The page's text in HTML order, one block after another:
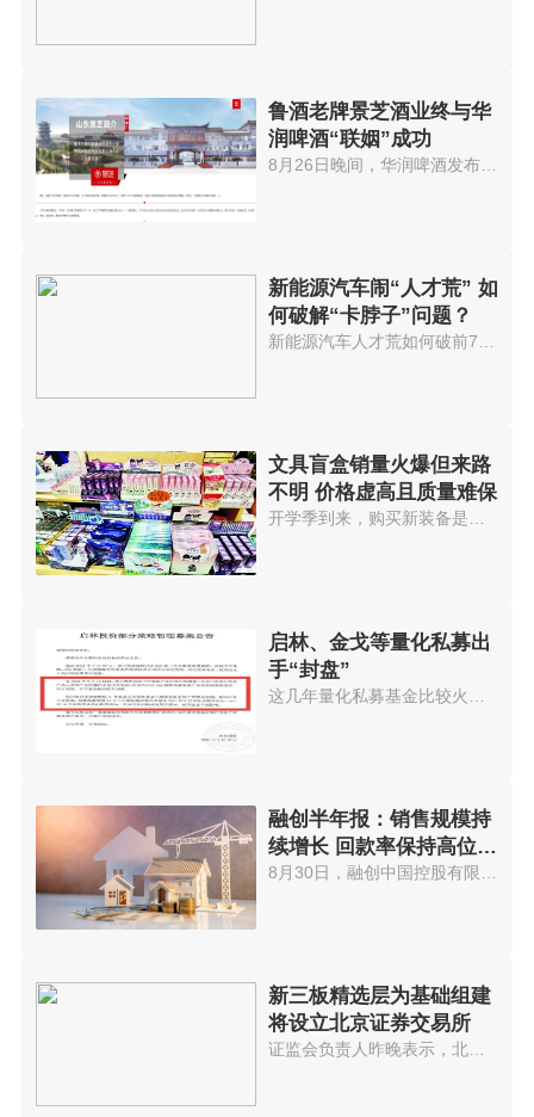
鲁酒老牌景芝酒业终与华
润啤酒“联姻”成功
8月26日晚间，华润啤酒发布公告...
新能源汽车闹“人才荒” 如
何破解“卡脖子”问题？
新能源汽车人才荒如何破前7个月...
文具盲盒销量火爆但来路
不明 价格虚高且质量难保
开学季到来，购买新装备是学生必...
启林、金戈等量化私募出
手“封盘”
融创半年报：销售规模持
续增长 回款率保持高位水
平
新三板精选层为基础组建
将设立北京证券交易所
证监会负责人昨晚表示，北京证券...